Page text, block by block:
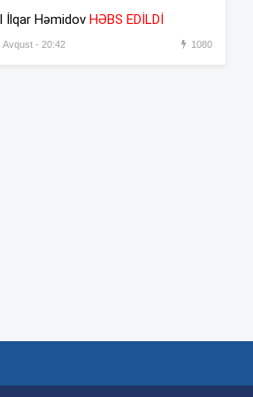
əsas gətirmədən azad etdi
almağa çalışdı – 5 illik həbs
İlqar Həmidov HƏBS EDİLDİ
Avqust - 20:42 1080